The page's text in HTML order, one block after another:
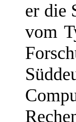
er die
vom